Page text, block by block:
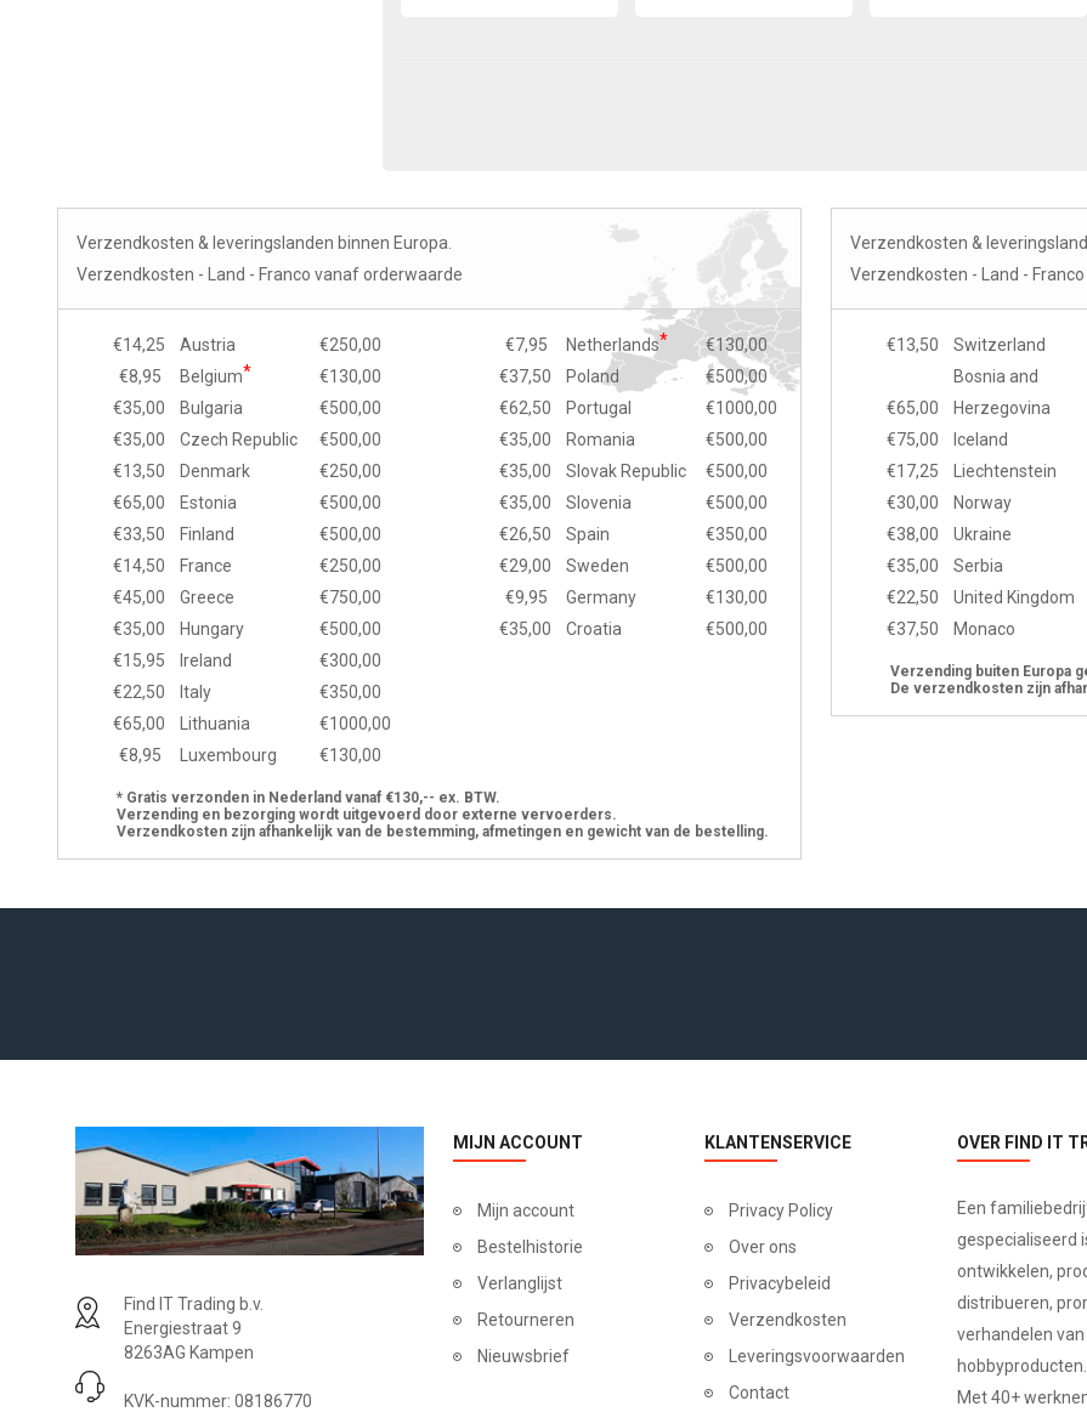
Verzendkosten & leveringslanden binnen Europa.
Verzendkosten - Land - Franco vanaf orderwaarde
€14,25 Austria
€250,00
€8,95
Belgium*
€130,00
€35,00
Bulgaria
€500,00
€35,00
Czech Republic
€500,00
€13,50
Denmark
€250,00
€65,00
Estonia
€500,00
€33,50
Finland
€500,00
€14,50
France
€250,00
€45,00
Greece
€750,00
€35,00
Hungary
€500,00
€15,95
Ireland
€300,00
€22,50
Italy
€350,00
€65,00
Lithuania
€1000,00
€8,95
Luxembourg €130,00
€7,95 Netherlands*
€130,00
€37,50
Poland
€500,00
€62,50
Portugal
€1000,00
€35,00
Romania
€500,00
€35,00
Slovak Republic
€500,00
€35,00
Slovenia
€500,00
€26,50
Spain
€350,00
€29,00
Sweden
€500,00
€9,95
Germany
€130,00
€35,00
Croatia €500,00
* Gratis verzonden in Nederland vanaf €130,-- ex. BTW.
Verzending en bezorging wordt uitgevoerd door externe vervoerders.
Verzendkosten zijn afhankelijk van de bestemming, afmetingen en gewicht van de bestelling.
Verzendkosten &
Verzendkosten - Land -
€13,50 Switzerland
€65,00
Bosnia and
Herzegovina
€75,00
Iceland
€17,25
Liechtenstein
€30,00
Norway
€38,00
Ukraine
€35,00
Serbia
€22,50
United Kingdom
€37,50
Monaco
Verzending buiten Europa
De verzendkosten zijn
Find IT Trading b.v.
Energiestraat 9
8263AG Kampen
KVK-nummer: 08186770
MIJN ACCOUNT
Mijn account
Bestelhistorie
Verlanglijst
Retourneren
Nieuwsbrief
KLANTENSERVICE
Privacy Policy
Over ons
Privacybeleid
Verzendkosten
Leveringsvoorwaarden
Contact
OVER FIND IT
Een
gespecialiseerd
ontwikkelen,
distribueren,
verhandelen van
hobbyproducten.
Met 40+